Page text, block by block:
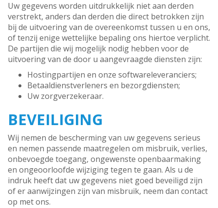
Uw gegevens worden uitdrukkelijk niet aan derden
verstrekt, anders dan derden die direct betrokken zijn
bij de uitvoering van de overeenkomst tussen u en ons,
of tenzij enige wettelijke bepaling ons hiertoe verplicht.
De partijen die wij mogelijk nodig hebben voor de
uitvoering van de door u aangevraagde diensten zijn:
Hostingpartijen en onze softwareleveranciers;
Betaaldienstverleners en bezorgdiensten;
Uw zorgverzekeraar.
BEVEILIGING
Wij nemen de bescherming van uw gegevens serieus
en nemen passende maatregelen om misbruik, verlies,
onbevoegde toegang, ongewenste openbaarmaking
en ongeoorloofde wijziging tegen te gaan. Als u de
indruk heeft dat uw gegevens niet goed beveiligd zijn
of er aanwijzingen zijn van misbruik, neem dan contact
op met ons.